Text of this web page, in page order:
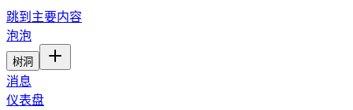
跳到主要内容
泡泡
树洞
消息
仪表盘